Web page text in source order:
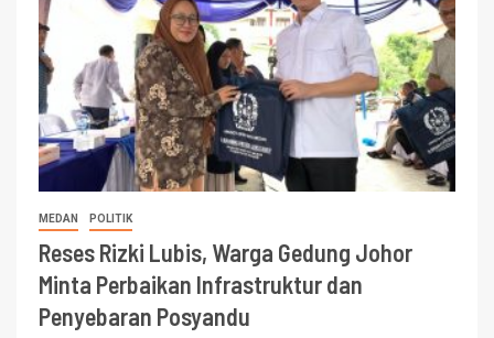
MEDAN POLITIK
Reses Rizki Lubis, Warga Gedung Johor
Minta Perbaikan Infrastruktur dan
Penyebaran Posyandu